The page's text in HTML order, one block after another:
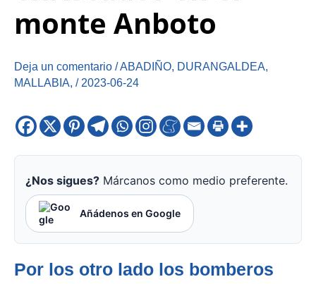
monte Anboto
Deja un comentario /ABADIÑO, DURANGALDEA,
MALLABIA, / 2023-06-24
¿Nos sigues? Márcanos como medio preferente.
Añádenos en Google
Por los otro lado los bomberos